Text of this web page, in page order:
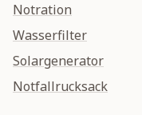
Notration
Wasserfilter
Solargenerator
Notfallrucksack